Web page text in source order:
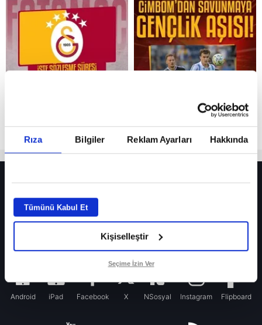
Rıza Bilgiler Reklam Ayarları Hakkında
Tümünü Kabul Et
Kişiselleştir
Seçime İzin Ver
Reddet
Fenerbahçe’de sürpriz ayrılık ihtimali! Devre arasında gelmişti
Fenerbahçe’nin yeni transferi Mason Greenwood için olay sözler!
Galatasaray’da rota yeniden Thiago Almada!
Android iPad Facebook X NSosyal Instagram Flipboard